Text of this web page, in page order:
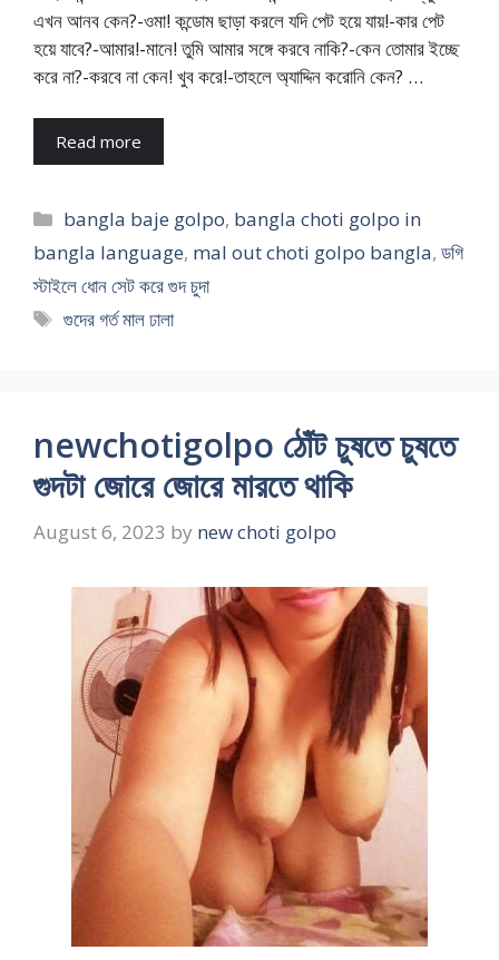
এখন আনব কেন?-ওমা! কন্ডোম ছাড়া করলে যদি পেট হয়ে যায়!-কার পেট
হয়ে যাবে?-আমার!-মানে! তুমি আমার সঙ্গে করবে নাকি?-কেন তোমার ইচ্ছে
করে না?-করবে না কেন! খুব করে!-তাহলে অ্যাদ্দিন করোনি কেন? …
Read more
Categories
bangla baje golpo, bangla choti golpo in
bangla language, mal out choti golpo bangla, ডগি
স্টাইলে ধোন সেট করে গুদ চুদা
Tags
গুদের গর্ত মাল ঢালা
newchotigolpo ঠোঁট চুষতে চুষতে
গুদটা জোরে জোরে মারতে থাকি
August 6, 2023 by new choti golpo